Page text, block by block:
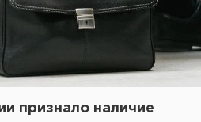
признало наличие